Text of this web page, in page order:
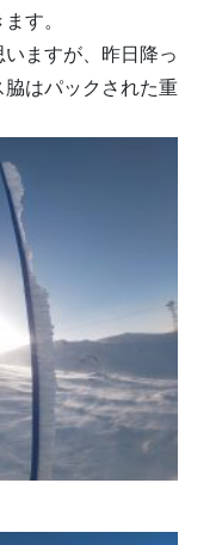
す。
ますが、昨日降っ
はパックされた重